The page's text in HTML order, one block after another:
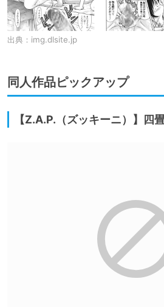
出典： img.dlsite.jp
同人作品ピックアップ
【Z.A.P.（ズッキーニ）】四